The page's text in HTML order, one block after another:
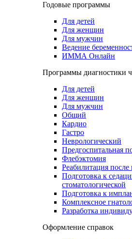
Годовые программы
Для детей
Для женщин
Для мужчин
Ведение
ИММА Онлайн
Программы диагностики
Для детей
Для женщин
Для мужчин
Общий
Кардио
Гастро
Неврологический
Предгоспитальная
Флебэктомия
Реабилитация
Подготовка к
стоматологической
Подготовка к
Комплексное
Разработка
Оформление справок